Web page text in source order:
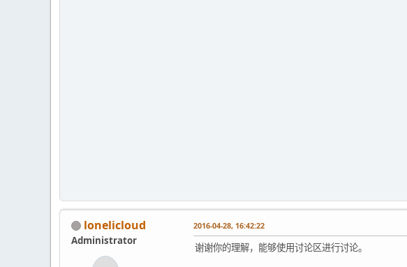
lonelicloud
Administrator
2016-04-28, 16:42:22
谢谢你的理解，能够使用讨论区进行讨论。